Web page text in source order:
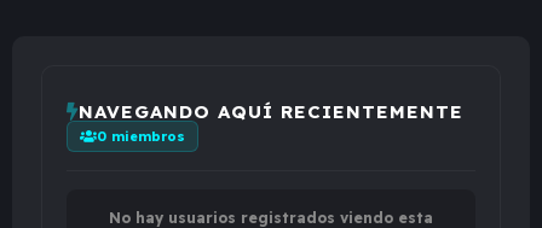
NAVEGANDO AQUÍ RECIENTEMENTE
0 miembros
No hay usuarios registrados viendo esta